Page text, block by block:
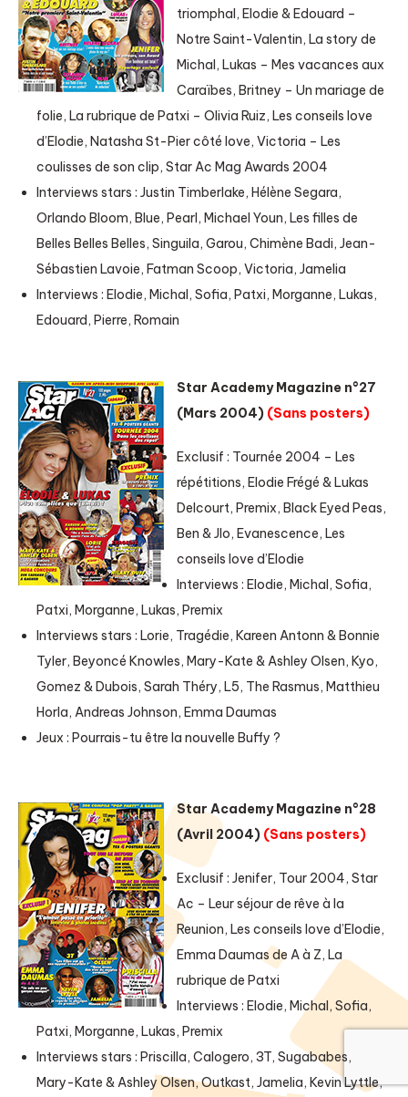
triomphal, Elodie & Edouard –
Notre Saint-Valentin, La story de
Michal, Lukas – Mes vacances aux
Caraïbes, Britney – Un mariage de
folie, La rubrique de Patxi – Olivia Ruiz, Les conseils love
d’Elodie, Natasha St-Pier côté love, Victoria – Les
coulisses de son clip, Star Ac Mag Awards 2004
Interviews stars : Justin Timberlake, Hélène Segara,
Orlando Bloom, Blue, Pearl, Michael Youn, Les filles de
Belles Belles Belles, Singuila, Garou, Chimène Badi, Jean-
Sébastien Lavoie, Fatman Scoop, Victoria, Jamelia
Interviews : Elodie, Michal, Sofia, Patxi, Morganne, Lukas,
Edouard, Pierre, Romain
Star Academy Magazine n°27
(Mars 2004) (Sans posters)
Exclusif : Tournée 2004 – Les
répétitions, Elodie Frégé & Lukas
Delcourt, Premix, Black Eyed Peas,
Ben & Jlo, Evanescence, Les
conseils love d’Elodie
Interviews : Elodie, Michal, Sofia,
Patxi, Morganne, Lukas, Premix
Interviews stars : Lorie, Tragédie, Kareen Antonn & Bonnie
Tyler, Beyoncé Knowles, Mary-Kate & Ashley Olsen, Kyo,
Gomez & Dubois, Sarah Théry, L5, The Rasmus, Matthieu
Horla, Andreas Johnson, Emma Daumas
Jeux : Pourrais-tu être la nouvelle Buffy ?
Star Academy Magazine n°28
(Avril 2004) (Sans posters)
Exclusif : Jenifer, Tour 2004, Star
Ac – Leur séjour de rêve à la
Reunion, Les conseils love d’Elodie,
Emma Daumas de A à Z, La
rubrique de Patxi
Interviews : Elodie, Michal, Sofia,
Patxi, Morganne, Lukas, Premix
Interviews stars : Priscilla, Calogero, 3T, Sugababes,
Mary-Kate & Ashley Olsen, Outkast, Jamelia, Kevin Lyttle,